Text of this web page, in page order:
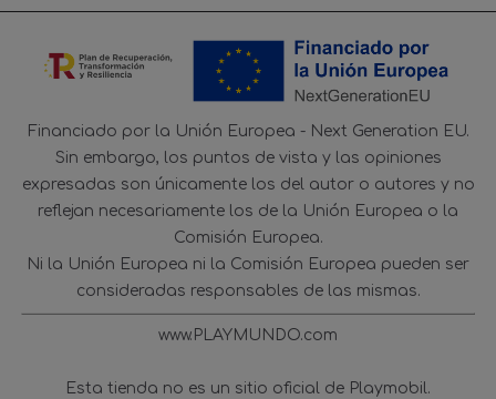
Financiado por la Unión Europea - Next Generation EU.
Sin embargo, los puntos de vista y las opiniones
expresadas son únicamente los del autor o autores y no
reflejan necesariamente los de la Unión Europea o la
Comisión Europea.
Ni la Unión Europea ni la Comisión Europea pueden ser
consideradas responsables de las mismas.
www.PLAYMUNDO.com
Esta tienda no es un sitio oficial de Playmobil.